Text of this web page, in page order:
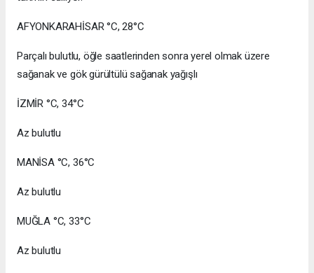
AFYONKARAHİSAR °C, 28°C
Parçalı bulutlu, öğle saatlerinden sonra yerel olmak üzere
sağanak ve gök gürültülü sağanak yağışlı
İZMİR °C, 34°C
Az bulutlu
MANİSA °C, 36°C
Az bulutlu
MUĞLA °C, 33°C
Az bulutlu